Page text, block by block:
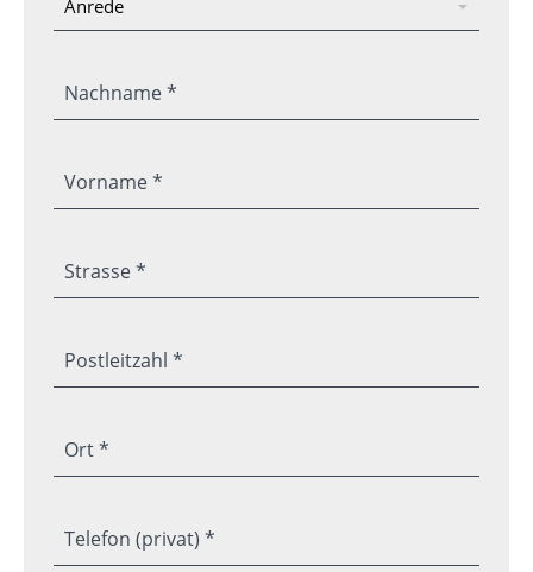
Nachname *
Vorname *
Strasse *
Postleitzahl *
Ort *
Telefon (privat) *